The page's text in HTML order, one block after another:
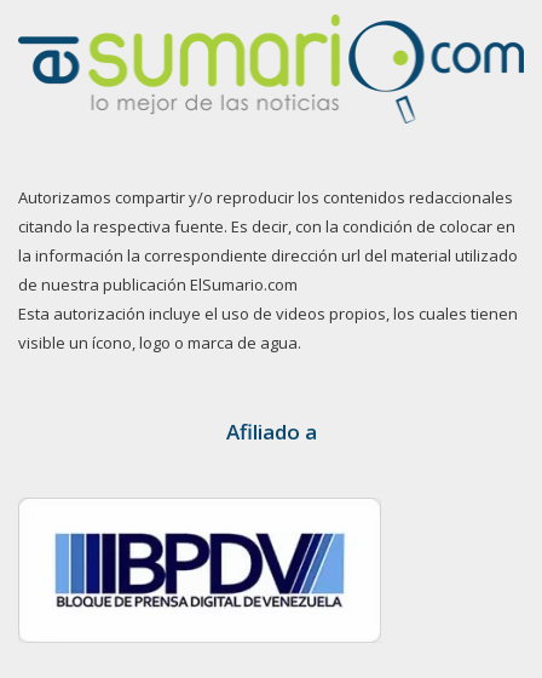
Autorizamos compartir y/o reproducir los contenidos redaccionales
citando la respectiva fuente. Es decir, con la condición de colocar en
la información la correspondiente dirección url del material utilizado
de nuestra publicación ElSumario.com
Esta autorización incluye el uso de videos propios, los cuales tienen
visible un ícono, logo o marca de agua.
Afiliado a